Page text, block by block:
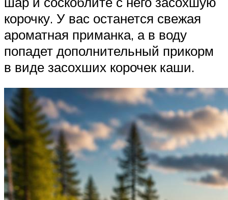
корочку. У вас останется свежая
ароматная приманка, а в воду
попадет дополнительный прикорм
в виде засохших корочек каши.